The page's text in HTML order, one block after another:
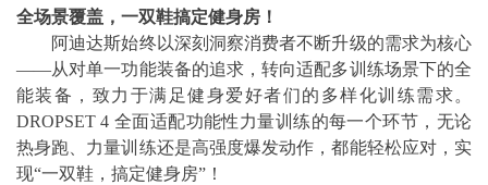
全场景覆盖，一双鞋搞定健身房！
阿迪达斯始终以深刻洞察消费者不断升级的需求为核心
——从对单一功能装备的追求，转向适配多训练场景下的全
能装备，致力于满足健身爱好者们的多样化训练需求。
DROPSET 4 全面适配功能性力量训练的每一个环节，无论
热身跑、力量训练还是高强度爆发动作，都能轻松应对，实
现“一双鞋，搞定健身房”！